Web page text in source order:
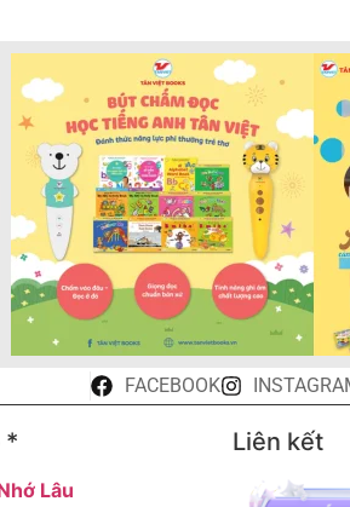
FACEBOOK
*
Lâu
Liên kết